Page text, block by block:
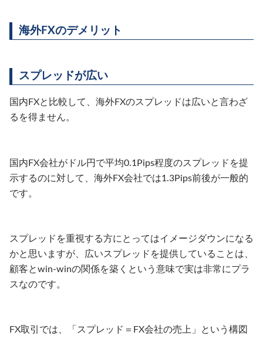
海外FXのデメリット
スプレッドが広い
国内FXと比較して、海外FXのスプレッドは広いと言わざ
るを得ません。
国内FX会社がドル円で平均0.1Pips程度のスプレッドを提
示するのに対して、海外FX会社では1.3Pips前後が一般的
です。
スプレッドを重視する方にとってはイメージダウンになる
かと思いますが、広いスプレッドを提供していることは、
顧客とwin-winの関係を築くという意味で実は非常にプラ
スなのです。
FX取引では、「スプレッド＝FX会社の売上」という構図